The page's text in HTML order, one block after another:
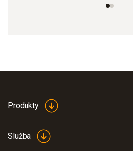
Produkty
Služba